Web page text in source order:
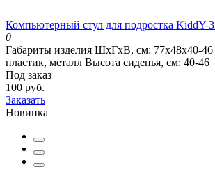
Компьютерный стул для подростка KiddY-
0
Габариты изделия ШхГхВ, см: 77х48х40-46
пластик, металл Высота сиденья, см: 40-46
Под заказ
100 руб.
Заказать
Новинка